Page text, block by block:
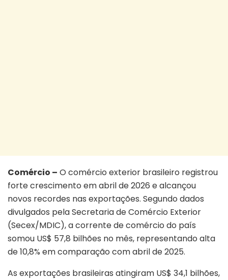
Comércio – O comércio exterior brasileiro registrou
forte crescimento em abril de 2026 e alcançou
novos recordes nas exportações. Segundo dados
divulgados pela Secretaria de Comércio Exterior
(Secex/MDIC), a corrente de comércio do país
somou US$ 57,8 bilhões no mês, representando alta
de 10,8% em comparação com abril de 2025.
As exportações brasileiras atingiram US$ 34,1 bilhões,